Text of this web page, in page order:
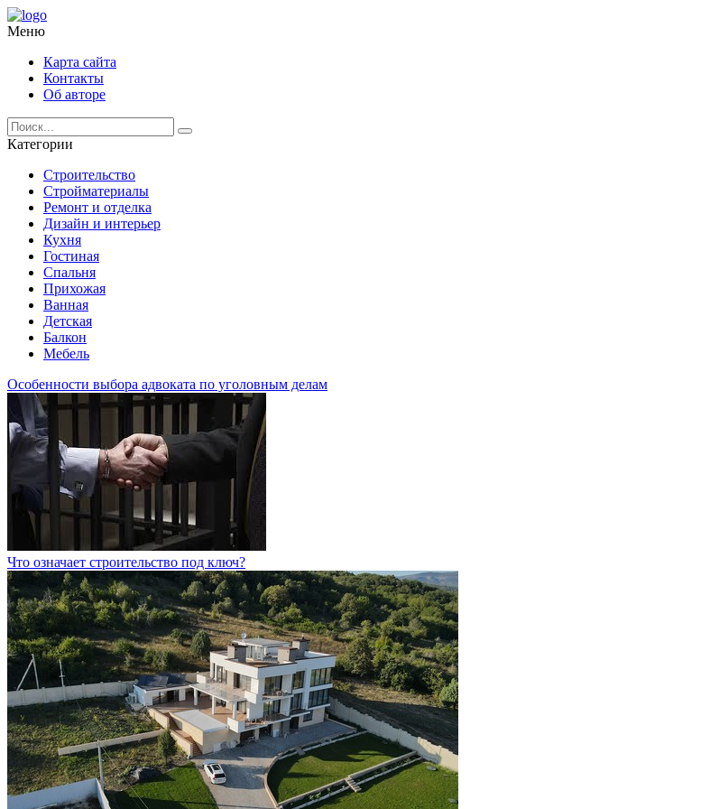
Меню
Карта сайта
Контакты
Об авторе
Категории
Строительство
Стройматериалы
Ремонт и отделка
Дизайн и интерьер
Кухня
Гостиная
Спальня
Прихожая
Ванная
Детская
Балкон
Мебель
Особенности выбора адвоката по уголовным делам
Что означает строительство под ключ?